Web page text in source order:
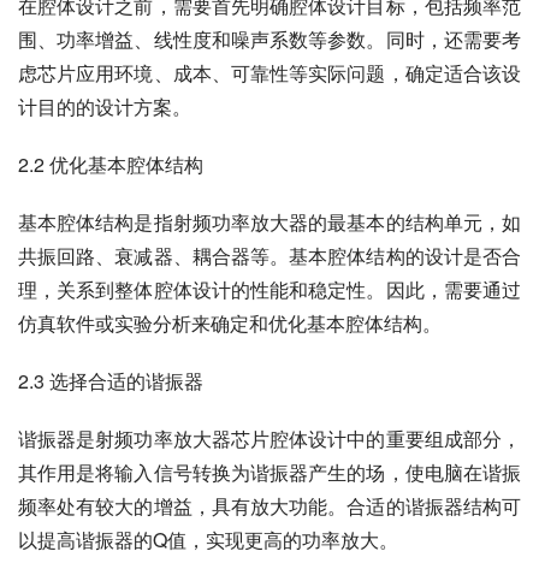
围、功率增益、线性度和噪声系数等参数。同时，还需要考
虑芯片应用环境、成本、可靠性等实际问题，确定适合该设
计目的的设计方案。
2.2 优化基本腔体结构
基本腔体结构是指射频功率放大器的最基本的结构单元，如
共振回路、衰减器、耦合器等。基本腔体结构的设计是否合
理，关系到整体腔体设计的性能和稳定性。因此，需要通过
仿真软件或实验分析来确定和优化基本腔体结构。
2.3 选择合适的谐振器
谐振器是射频功率放大器芯片腔体设计中的重要组成部分，
其作用是将输入信号转换为谐振器产生的场，使电脑在谐振
频率处有较大的增益，具有放大功能。合适的谐振器结构可
以提高谐振器的Q值，实现更高的功率放大。